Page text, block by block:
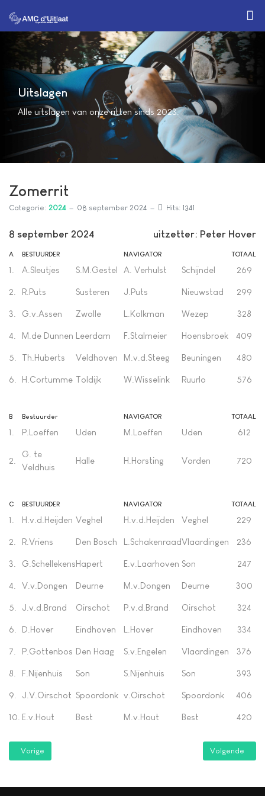
Uitslagen
Alle uitslagen van onze ritten sinds 2023.
Zomerrit
Categorie: 2024 08 september 2024 Hits: 1341
8 september 2024 uitzetter: Peter Hover
A BESTUURDER NAVIGATOR TOTAAL
1. A.Sleutjes S.M.Gestel A. Verhulst Schijndel 269
2. R.Puts Susteren J.Puts Nieuwstad 299
3. G.v.Assen Zwolle L.Kolkman Wezep 328
4. M.de Dunnen Leerdam F.Stalmeier Hoensbroek 409
5. Th.Huberts Veldhoven M.v.d.Steeg Beuningen 480
6. H.Cortumme Toldijk W.Wisselink Ruurlo 576
B Bestuurder NAVIGATOR TOTAAL
1. P.Loeffen Uden M.Loeffen Uden 612
2.
G. te
Veldhuis
Halle H.Horsting Vorden 720
C BESTUURDER NAVIGATOR TOTAAL
1. H.v.d.Heijden Veghel H.v.d.Heijden Veghel 229
2. R.Vriens Den Bosch L.SchakenraadVlaardingen 236
3. G.SchellekensHapert E.v.Laarhoven Son 247
4. V.v.Dongen Deurne M.v.Dongen Deurne 300
5. J.v.d.Brand Oirschot P.v.d.Brand Oirschot 324
6. D.Hover Eindhoven L.Hover Eindhoven 334
7. P.Gottenbos Den Haag S.v.Engelen Vlaardingen 376
8. F.Nijenhuis Son S.Nijenhuis Son 393
9. J.V.Oirschot Spoordonk v.Oirschot Spoordonk 406
10. E.v.Hout Best M.v.Hout Best 420
Vorig artikel: 50e Nacht van Best
Vorige Volgende
Volgende